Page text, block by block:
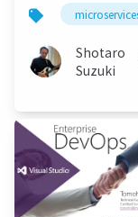
Shotaro
Suzuki